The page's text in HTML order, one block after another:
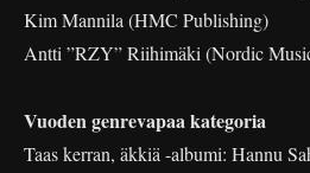
Kim Mannila (HMC Publishing)
Antti ”RZY” Riihimäki (Nordic
Vuoden genrevapaa kategoria
Taas kerran, äkkiä -albumi: Hannu